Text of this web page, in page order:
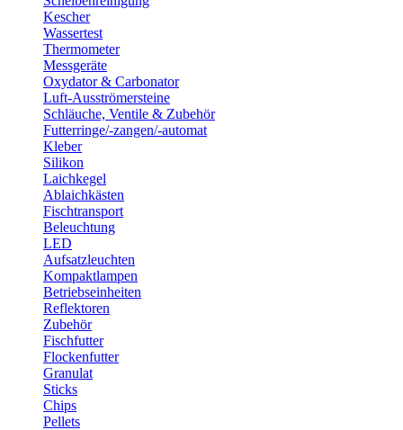
Kescher
Wassertest
Thermometer
Messgeräte
Oxydator & Carbonator
Luft-Ausströmersteine
Schläuche, Ventile & Zubehör
Futterringe/-zangen/-automat
Kleber
Silikon
Laichkegel
Ablaichkästen
Fischtransport
Beleuchtung
LED
Aufsatzleuchten
Kompaktlampen
Betriebseinheiten
Reflektoren
Zubehör
Fischfutter
Flockenfutter
Granulat
Sticks
Chips
Pellets